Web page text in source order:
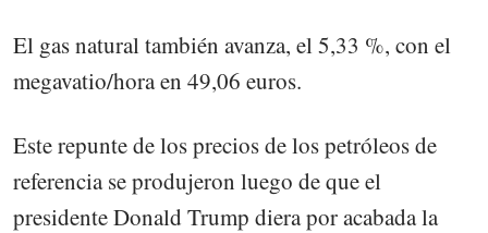
El gas natural también avanza, el 5,33 %, con el
megavatio/hora en 49,06 euros.
Este repunte de los precios de los petróleos de
referencia se produjeron luego de que el
presidente Donald Trump diera por acabada la